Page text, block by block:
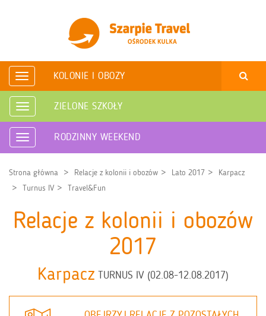
Rozwiń
nawigację
KOLONIE I OBOZY
Rozwiń
nawigację
ZIELONE SZKOŁY
Rozwiń
nawigację
RODZINNY WEEKEND
Strona główna Relacje z kolonii i obozów Lato 2017
Karpacz
Turnus IV
Travel&Fun
Relacje z kolonii i obozów
2017
Karpacz TURNUS IV (02.08-12.08.2017)